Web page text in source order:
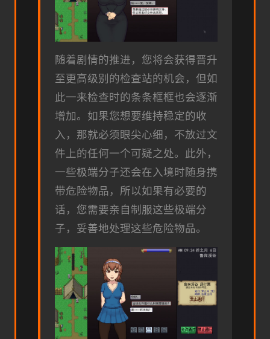
随着剧情的推进，您将会获得晋升
至更高级别的检查站的机会，但如
此一来检查时的条条框框也会逐渐
增加。如果您想要维持稳定的收
入，那就必须眼尖心细，不放过文
件上的任何一个可疑之处。此外，
一些极端分子还会在入境时随身携
带危险物品，所以如果有必要的
话，您需要亲自制服这些极端分
子，妥善地处理这些危险物品。